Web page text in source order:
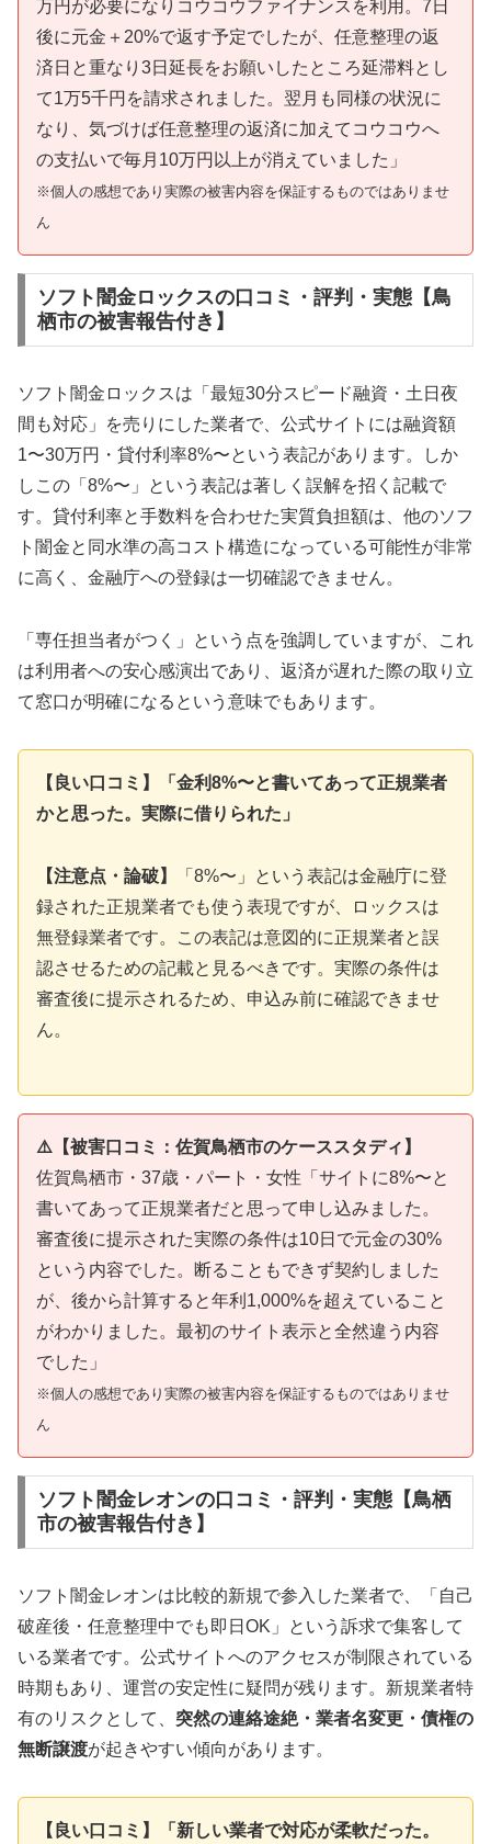
万円が必要になりコウコウファイナンスを利用。7日
後に元金＋20%で返す予定でしたが、任意整理の返
済日と重なり3日延長をお願いしたところ延滞料とし
て1万5千円を請求されました。翌月も同様の状況に
なり、気づけば任意整理の返済に加えてコウコウへ
の支払いで毎月10万円以上が消えていました」
※個人の感想であり実際の被害内容を保証するものではありませ
ん
ソフト闇金ロックスの口コミ・評判・実態【鳥
栖市の被害報告付き】
ソフト闇金ロックスは「最短30分スピード融資・土日夜
間も対応」を売りにした業者で、公式サイトには融資額
1〜30万円・貸付利率8%〜という表記があります。しか
しこの「8%〜」という表記は著しく誤解を招く記載で
す。貸付利率と手数料を合わせた実質負担額は、他のソフ
ト闇金と同水準の高コスト構造になっている可能性が非常
に高く、金融庁への登録は一切確認できません。
「専任担当者がつく」という点を強調していますが、これ
は利用者への安心感演出であり、返済が遅れた際の取り立
て窓口が明確になるという意味でもあります。
【良い口コミ】「金利8%〜と書いてあって正規業者
かと思った。実際に借りられた」
【注意点・論破】
「8%〜」という表記は金融庁に登
録された正規業者でも使う表現ですが、ロックスは
無登録業者です。この表記は意図的に正規業者と誤
認させるための記載と見るべきです。実際の条件は
審査後に提示されるため、申込み前に確認できませ
ん。
⚠️【被害口コミ：佐賀鳥栖市のケーススタディ】
佐賀鳥栖市・37歳・パート・女性「サイトに8%〜と
書いてあって正規業者だと思って申し込みました。
審査後に提示された実際の条件は10日で元金の30%
という内容でした。断ることもできず契約しました
が、後から計算すると年利1,000%を超えていること
がわかりました。最初のサイト表示と全然違う内容
でした」
※個人の感想であり実際の被害内容を保証するものではありませ
ん
ソフト闇金レオンの口コミ・評判・実態【鳥栖
市の被害報告付き】
ソフト闇金レオンは比較的新規で参入した業者で、「自己
破産後・任意整理中でも即日OK」という訴求で集客して
いる業者です。公式サイトへのアクセスが制限されている
時期もあり、運営の安定性に疑問が残ります。新規業者特
有のリスクとして、 突然の連絡途絶・業者名変更・債権の
無断譲渡が起きやすい傾向があります。
【良い口コミ】「新しい業者で対応が柔軟だった。